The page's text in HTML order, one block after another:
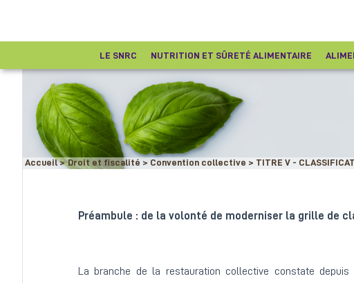
LE SNRC NUTRITION ET SÛRETÉ ALIMENTAIRE
Accueil > Droit et fiscalité > Convention collective > TITRE V -
Préambule : de la volonté de moderniser la grille de
La branche de la restauration collective constate